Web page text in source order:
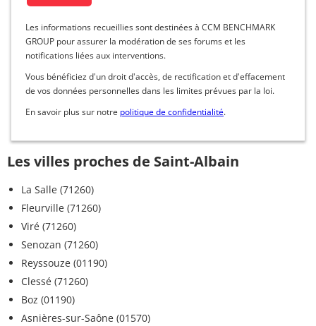
Les informations recueillies sont destinées à CCM BENCHMARK
GROUP pour assurer la modération de ses forums et les
notifications liées aux interventions.
Vous bénéficiez d'un droit d'accès, de rectification et d'effacement
de vos données personnelles dans les limites prévues par la loi.
En savoir plus sur notre politique de confidentialité.
Les villes proches de Saint-Albain
La Salle (71260)
Fleurville (71260)
Viré (71260)
Senozan (71260)
Reyssouze (01190)
Clessé (71260)
Boz (01190)
Asnières-sur-Saône (01570)